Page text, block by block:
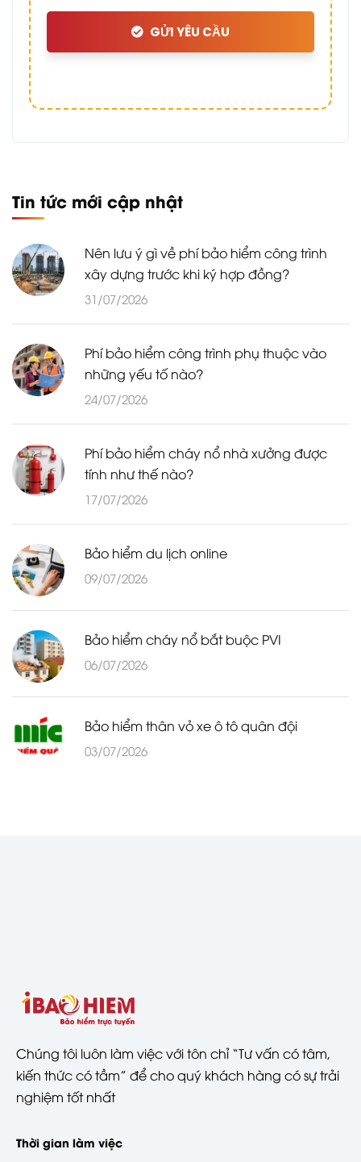
GỬI YÊU CẦU
Tin tức mới cập nhật
Nên lưu ý gì về phí bảo hiểm công trình
xây dựng trước khi ký hợp đồng?
31/07/2026
Phí bảo hiểm công trình phụ thuộc vào
những yếu tố nào?
24/07/2026
Phí bảo hiểm cháy nổ nhà xưởng được
tính như thế nào?
17/07/2026
Bảo hiểm du lịch online
09/07/2026
Bảo hiểm cháy nổ bắt buộc PVI
06/07/2026
Bảo hiểm thân vỏ xe ô tô quân đội
03/07/2026
Chúng tôi luôn làm việc với tôn chỉ “Tư vấn có tâm,
kiến thức có tầm” để cho quý khách hàng có sự trải
nghiệm tốt nhất
Thời gian làm việc